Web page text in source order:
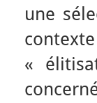
une
«